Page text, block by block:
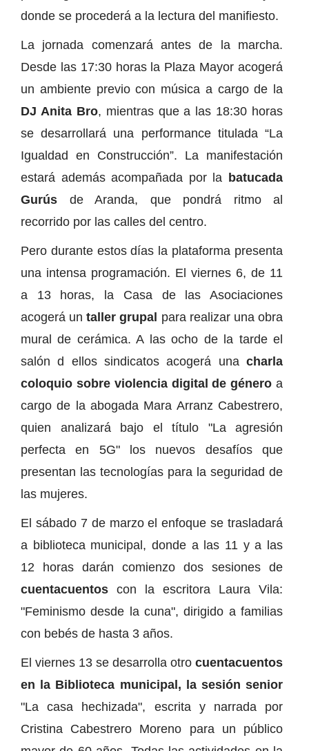
donde se procederá a la lectura del manifiesto.
La jornada comenzará antes de la marcha.
Desde las 17:30 horas la Plaza Mayor acogerá
un ambiente previo con música a cargo de la
DJ Anita Bro, mientras que a las 18:30 horas
se desarrollará una performance titulada “La
Igualdad en Construcción”. La manifestación
estará además acompañada por la batucada
Gurús de Aranda, que pondrá ritmo al
recorrido por las calles del centro.
Pero durante estos días la plataforma presenta
una intensa programación. El viernes 6, de 11
a 13 horas, la Casa de las Asociaciones
acogerá un taller grupal para realizar una obra
mural de cerámica. A las ocho de la tarde el
salón d ellos sindicatos acogerá una charla
coloquio sobre violencia digital de género a
cargo de la abogada Mara Arranz Cabestrero,
quien analizará bajo el título "La agresión
perfecta en 5G" los nuevos desafíos que
presentan las tecnologías para la seguridad de
las mujeres.
El sábado 7 de marzo el enfoque se trasladará
a biblioteca municipal, donde a las 11 y a las
12 horas darán comienzo dos sesiones de
cuentacuentos con la escritora Laura Vila:
"Feminismo desde la cuna", dirigido a familias
con bebés de hasta 3 años.
El viernes 13 se desarrolla otro cuentacuentos
en la Biblioteca municipal, la sesión senior
"La casa hechizada", escrita y narrada por
Cristina Cabestrero Moreno para un público